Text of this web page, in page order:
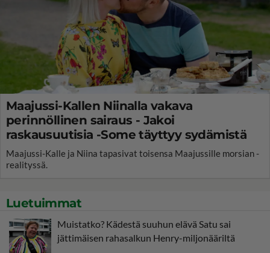
Maajussi-Kallen Niinalla vakava
perinnöllinen sairaus - Jakoi
raskausuutisia -Some täyttyy sydämistä
Maajussi-Kalle ja Niina tapasivat toisensa Maajussille morsian -
realityssä.
Luetuimmat
Muistatko? Kädestä suuhun elävä Satu sai
jättimäisen rahasalkun Henry-miljonääriltä